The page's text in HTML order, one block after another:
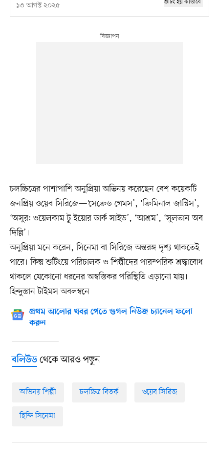
১৩ আগস্ট ২০২৫
চলচ্চিত্রের পাশাপাশি অনুপ্রিয়া অভিনয় করেছেন বেশ কয়েকটি
জনপ্রিয় ওয়েব সিরিজে—‘সেক্রেড গেমস’, ‘ক্রিমিনাল জাস্টিস’,
‘অসুর: ওয়েলকাম টু ইয়োর ডার্ক সাইড’, ‘আশ্রম’, ‘সুলতান অব
দিল্লি’।
অনুপ্রিয়া মনে করেন, সিনেমা বা সিরিজে অন্তরঙ্গ দৃশ্য থাকতেই
পারে। কিন্তু শুটিংয়ে পরিচালক ও শিল্পীদের পারস্পরিক শ্রদ্ধাবোধ
থাকলে যেকোনো ধরনের অস্বস্তিকর পরিস্থিতি এড়ানো যায়।
হিন্দুস্তান টাইমস অবলম্বনে
প্রথম আলোর খবর পেতে গুগল নিউজ চ্যানেল ফলো
করুন
বলিউডথেকে আরও পড়ুন
অভিনয় শিল্পী চলচ্চিত্র বিতর্ক ওয়েব সিরিজ
হিন্দি সিনেমা